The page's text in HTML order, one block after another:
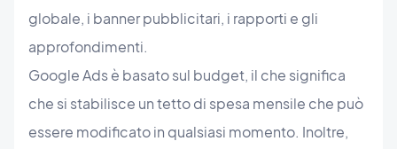
globale, i banner pubblicitari, i rapporti e gli
approfondimenti.
Google Ads è basato sul budget, il che significa
che si stabilisce un tetto di spesa mensile che può
essere modificato in qualsiasi momento. Inoltre,